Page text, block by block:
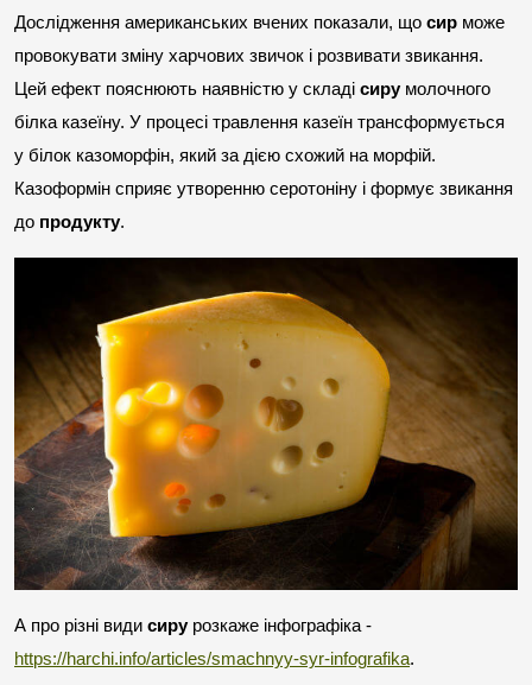
Дослідження американських вчених показали, що сир може
провокувати зміну харчових звичок і розвивати звикання.
Цей ефект пояснюють наявністю у складі сиру молочного
білка казеїну. У процесі травлення казеїн трансформується
у білок казоморфін, який за дією схожий на морфій.
Казоформін сприяє утворенню серотоніну і формує звикання
до продукту.
А про різні види сиру
https://harchi.info/articles/smachnyy-syr-infografika.